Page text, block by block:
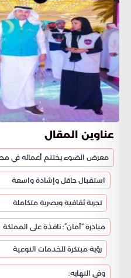
عناوين المقال
معرض الضوء يختتم أعماله في
استقبال حافل وإشادة واسعة
تجربة ثقافية وبصرية متكاملة
مبادرة “أمان”: نافذة على المملكة
رؤية مبتكرة للخدمات النوعية
وفي النهايه: